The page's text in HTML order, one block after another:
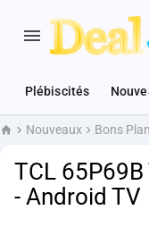
Plébiscités
AccueilNouveaux Bons
TCL
- Android TV